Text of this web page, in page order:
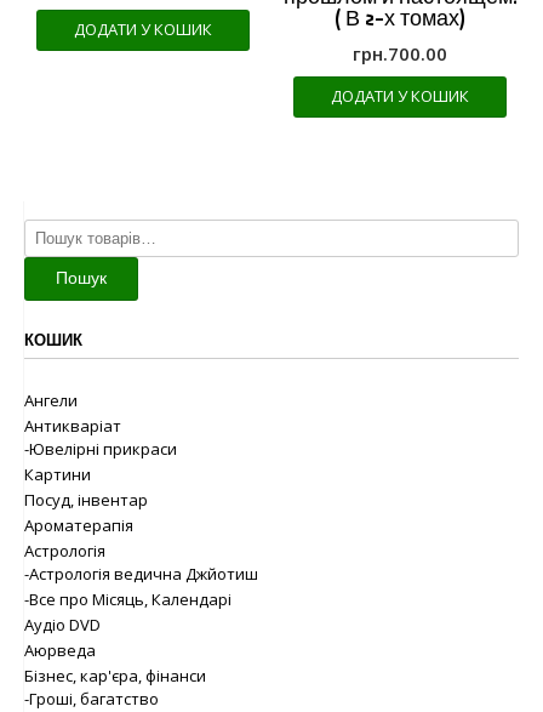
ДОДАТИ У КОШИК
( В 2-х томах)
грн.700.00
ДОДАТИ У КОШИК
Шукати:
Пошук
КОШИК
Ангели
Антикваріат
-Ювелірні прикраси
Картини
Посуд, інвентар
Ароматерапія
Астрологія
-Астрологія ведична Джйотиш
-Все про Місяць, Календарі
Аудіо DVD
Аюрведа
Бізнес, кар'єра, фінанси
-Гроші, багатство